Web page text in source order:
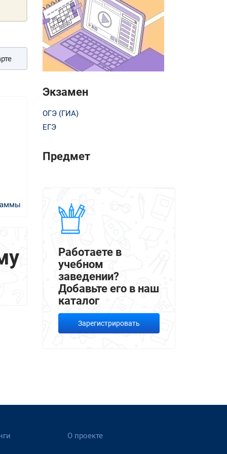
Экзамен
ОГЭ (ГИА)
ЕГЭ
Предмет
Работаете в
учебном
заведении?
Добавьте его в наш
каталог
Зарегистрировать
О проекте